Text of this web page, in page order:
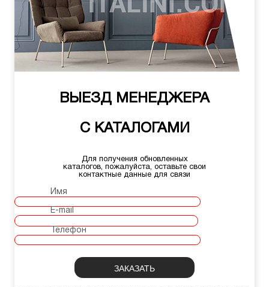
ВЫЕЗД МЕНЕДЖЕРА
С КАТАЛОГАМИ
Для получения обновленных
каталогов, пожалуйста, оставьте свои
контактные данные для связи
Имя
E-mail
Телефон